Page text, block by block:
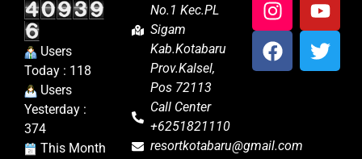
Users
Today : 118
Users
Yesterday :
374
This Month
No.1 Kec.PL
Sigam
Kab.Kotabaru
Prov.Kalsel,
Pos 72113
Call Center
+6251821110
resortkotabaru@gmail.com